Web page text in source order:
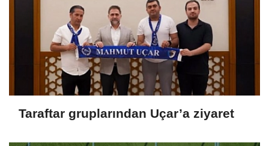
Taraftar gruplarından Uçar’a ziyaret